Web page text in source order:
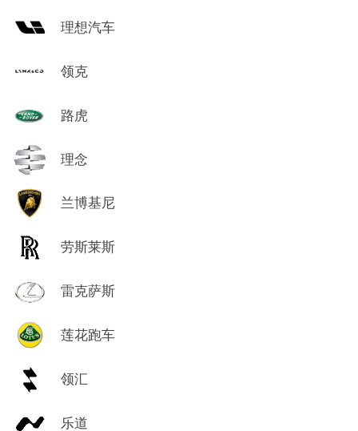
理想汽车
领克
路虎
理念
兰博基尼
劳斯莱斯
雷克萨斯
莲花跑车
领汇
乐道